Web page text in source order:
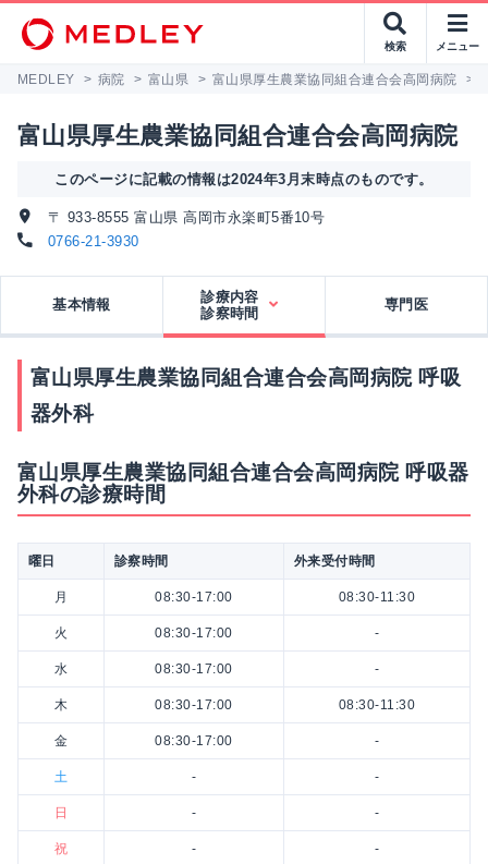
検索 メニュー
MEDLEY > 病院 > 富山県 > 富山県厚生農業協同組合連合会高岡病院 >
富山県厚生農業協同組合連合会高岡病院
このページに記載の情報は2024年3月末時点のものです。
〒 933-8555 富山県 高岡市永楽町5番10号
0766-21-3930
基本情報
診療内容
診察時間
専門医
富山県厚生農業協同組合連合会高岡病院 呼吸
器外科
富山県厚生農業協同組合連合会高岡病院 呼吸器
外科の診療時間
曜日 診察時間 外来受付時間
月 08:30-17:00 08:30-11:30
火 08:30-17:00 -
水 08:30-17:00 -
木 08:30-17:00 08:30-11:30
金 08:30-17:00 -
土 - -
日 - -
祝 - -